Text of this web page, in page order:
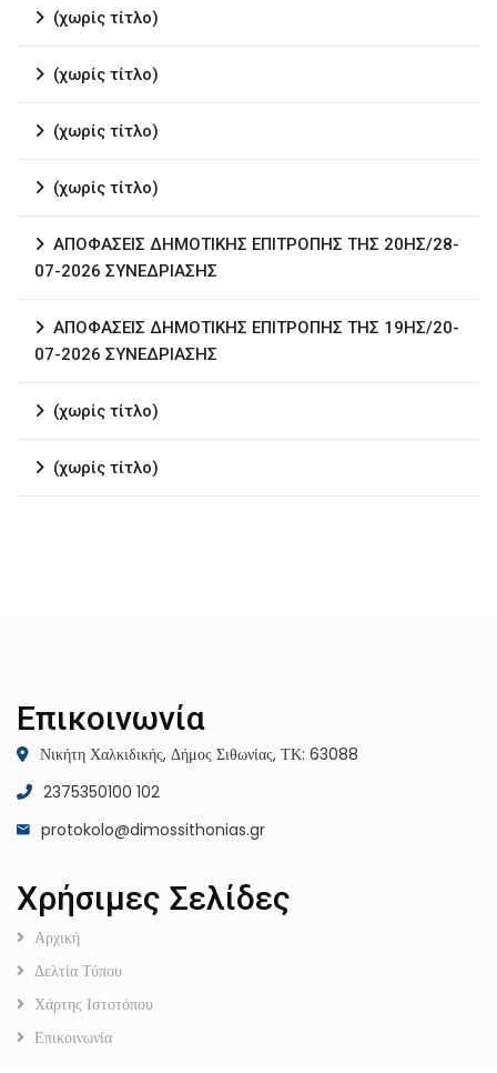
(χωρίς τίτλο)
(χωρίς τίτλο)
(χωρίς τίτλο)
(χωρίς τίτλο)
ΑΠΟΦΑΣΕΙΣ ΔΗΜΟΤΙΚΗΣ ΕΠΙΤΡΟΠΗΣ ΤΗΣ 20ΗΣ/28-
07-2026 ΣΥΝΕΔΡΙΑΣΗΣ
ΑΠΟΦΑΣΕΙΣ ΔΗΜΟΤΙΚΗΣ ΕΠΙΤΡΟΠΗΣ ΤΗΣ 19ΗΣ/20-
07-2026 ΣΥΝΕΔΡΙΑΣΗΣ
(χωρίς τίτλο)
(χωρίς τίτλο)
Επικοινωνία
Νικήτη Χαλκιδικής, Δήμος Σιθωνίας, ΤΚ: 63088
2375350100 102
protokolo@dimossithonias.gr
Χρήσιμες Σελίδες
Αρχική
Δελτία Τύπου
Χάρτης Ιστοτόπου
Επικοινωνία